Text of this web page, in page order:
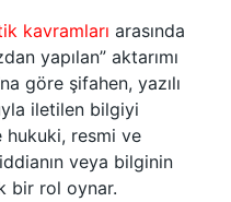
kavramları arasında
yapılan” aktarımı
göre şifahen, yazılı
iletilen bilgiyi
resmi ve
veya bilginin
bir rol oynar.